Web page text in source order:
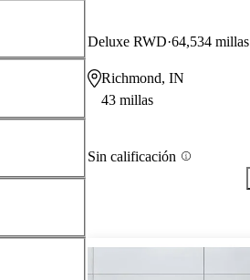
Deluxe RWD 64,534 millas
Richmond, IN
43 millas
Sin calificación